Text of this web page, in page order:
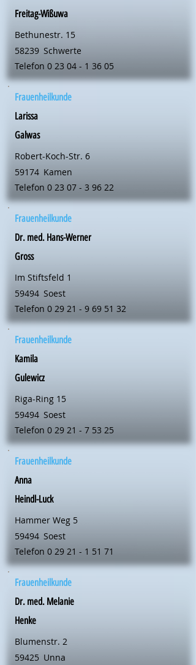
Freitag-Wißuwa
Bethunestr. 15
58239 Schwerte
Telefon 0 23 04 - 1 36 05
Frauenheilkunde
Larissa
Galwas
Robert-Koch-Str. 6
59174 Kamen
Telefon 0 23 07 - 3 96 22
Frauenheilkunde
Dr. med. Hans-Werner
Gross
Im Stiftsfeld 1
59494 Soest
Telefon 0 29 21 - 9 69 51 32
Frauenheilkunde
Kamila
Gulewicz
Riga-Ring 15
59494 Soest
Telefon 0 29 21 - 7 53 25
Frauenheilkunde
Anna
Heindl-Luck
Hammer Weg 5
59494 Soest
Telefon 0 29 21 - 1 51 71
Frauenheilkunde
Dr. med. Melanie
Henke
Blumenstr. 2
59425 Unna